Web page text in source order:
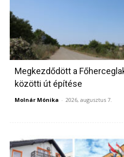
Megkezdődött a
közötti út építése
Molnár Mónika - 2026, augusztus 7.